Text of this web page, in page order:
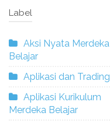
Label
Aksi Nyata Merdeka
Belajar
Aplikasi dan Trading
Aplikasi Kurikulum
Merdeka Belajar